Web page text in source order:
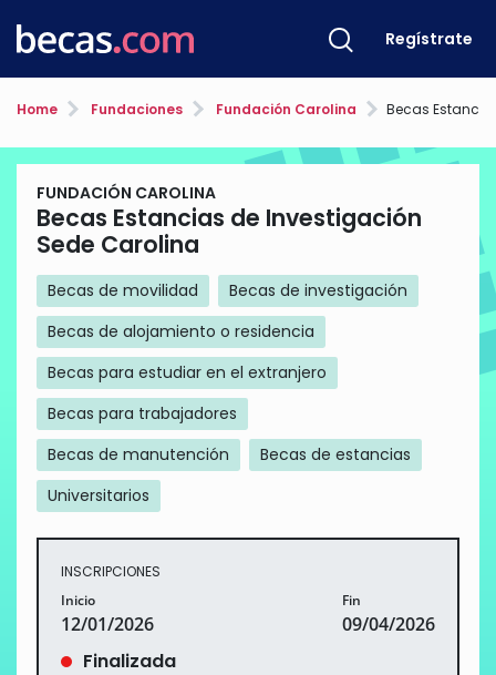
Regístrate
Home Fundaciones Fundación Carolina Becas Estancias de
FUNDACIÓN CAROLINA
Becas Estancias de Investigación
Sede Carolina
Becas de movilidad
Becas de investigación
Becas de alojamiento o residencia
Becas para estudiar en el extranjero
Becas para trabajadores
Becas de manutención
Becas de estancias
Universitarios
INSCRIPCIONES
Inicio
12/01/2026
Fin
09/04/2026
Finalizada